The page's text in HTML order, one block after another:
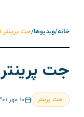
خانه/ویدیوها/جت پرینتر jc-25 با کارترج سفید
جت پرینتر jc-25 با کارترج سفید
جت پرینتر ۱۰ مهر ۱۴۰۱